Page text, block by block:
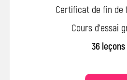
Certificat de fin de
Cours d’essai
36 leçons